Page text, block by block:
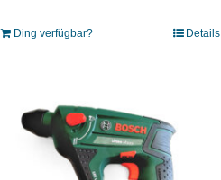
Ding verfügbar? Details